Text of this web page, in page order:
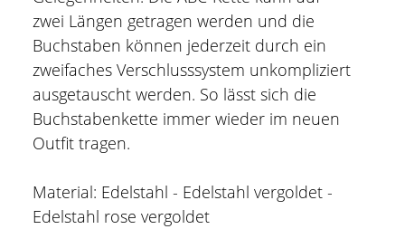
zwei Längen getragen werden und die
Buchstaben können jederzeit durch ein
zweifaches Verschlusssystem unkompliziert
ausgetauscht werden. So lässt sich die
Buchstabenkette immer wieder im neuen
Outfit tragen.
Material: Edelstahl - Edelstahl vergoldet -
Edelstahl rose vergoldet